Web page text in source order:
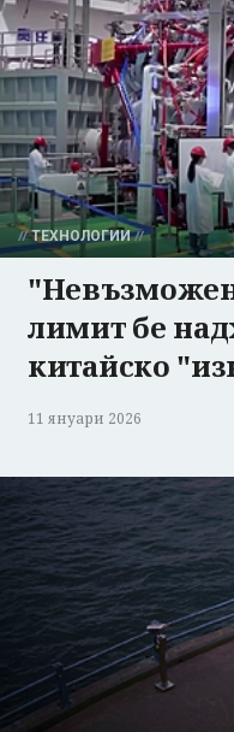
ТЕХНОЛОГИИ
лимит бе
китайско
11 януари 2026